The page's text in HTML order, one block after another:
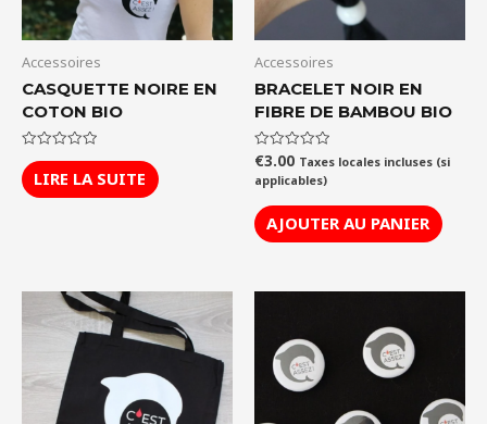
Accessoires
CASQUETTE NOIRE EN
COTON BIO
Note
0
sur
5
LIRE LA SUITE
Accessoires
BRACELET NOIR EN
FIBRE DE BAMBOU BIO
Note
sur
€3.00 Taxes locales incluses (si
applicables)
AJOUTER AU PANIER